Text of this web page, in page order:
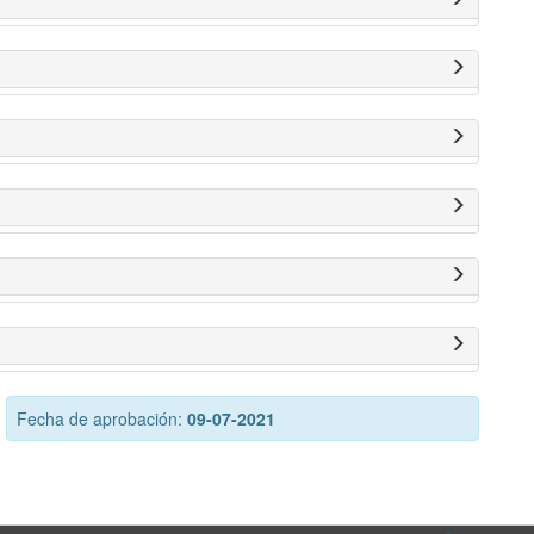
Fecha de aprobación: 09-07-2021